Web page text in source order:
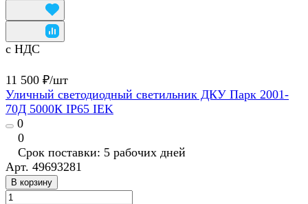
с НДС
11 500 ₽/шт
Уличный светодиодный светильник ДКУ Парк 2001-
70Д 5000К IP65 IEK
0
0
Срок поставки: 5 рабочих дней
Арт. 49693281
В корзину